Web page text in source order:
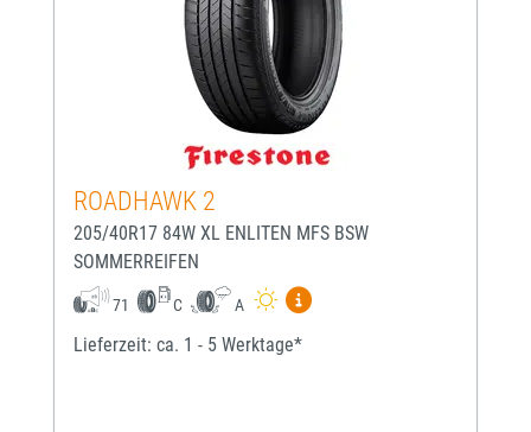
ROADHAWK 2
205/40R17 84W XL ENLITEN MFS BSW
SOMMERREIFEN
71 C A
Mehr Informationen zum
Lieferzeit: ca. 1 - 5 Werktage*